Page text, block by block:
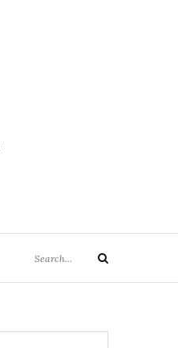
for:
Search